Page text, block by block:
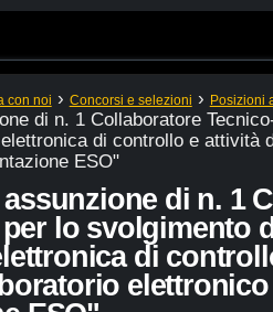
con noi › Concorsi e selezioni › Posizioni
di n. 1 Collaboratore
di controllo e attività
ESO"
di n. 1
lo svolgimento
di